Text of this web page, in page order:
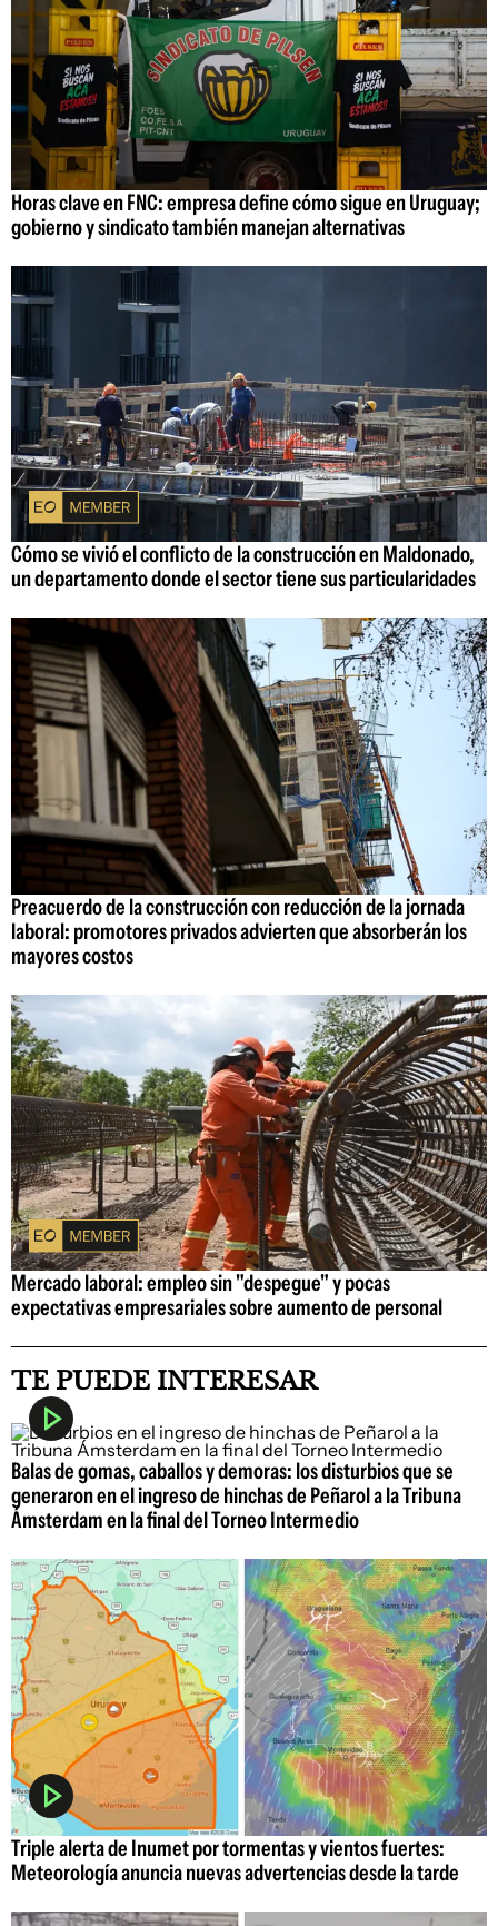
Horas clave en FNC: empresa define cómo sigue en Uruguay;
gobierno y sindicato también manejan alternativas
Cómo se vivió el conflicto de la construcción en Maldonado,
un departamento donde el sector tiene sus particularidades
Preacuerdo de la construcción con reducción de la jornada
laboral: promotores privados advierten que absorberán los
mayores costos
Mercado laboral: empleo sin "despegue" y pocas
expectativas empresariales sobre aumento de personal
TE PUEDE INTERESAR
Balas de gomas, caballos y demoras: los disturbios que se
generaron en el ingreso de hinchas de Peñarol a la Tribuna
Ámsterdam en la final del Torneo Intermedio
Triple alerta de Inumet por tormentas y vientos fuertes:
Meteorología anuncia nuevas advertencias desde la tarde